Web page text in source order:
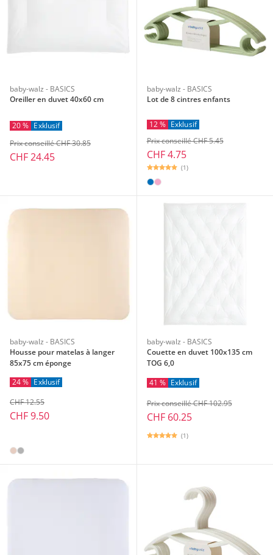
baby-walz - BASICS
Oreiller en duvet 40x60 cm
20 % Exklusif
CHF 24.45
Prix conseillé CHF 30.85
baby-walz - BASICS
Lot de 8 cintres enfants
12 % Exklusif
CHF 4.75
Prix conseillé CHF 5.45
(1)
baby-walz - BASICS
Housse pour matelas à langer
85x75 cm éponge
24 % Exklusif
CHF 12.55
CHF 9.50
baby-walz - BASICS
Couette en duvet 100x135 cm
TOG 6,0
41 % Exklusif
CHF 60.25
Prix conseillé CHF 102.95
(1)